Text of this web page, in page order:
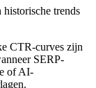
historische trends
CTR-curves zijn
SERP-
of AI-